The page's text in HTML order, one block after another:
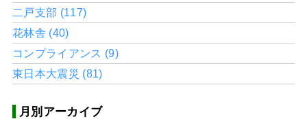
二戸支部 (117)
花林舎 (40)
コンプライアンス (9)
東日本大震災 (81)
月別アーカイブ